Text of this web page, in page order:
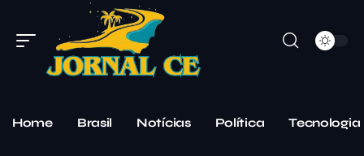
Home Brasil Notícias Política Tecnologia